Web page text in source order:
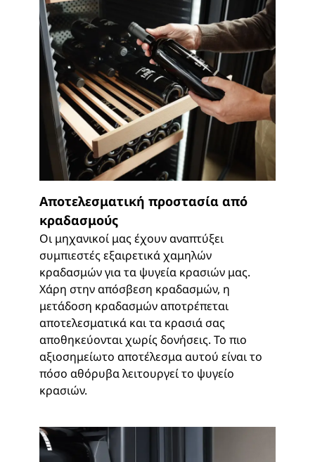
Αποτελεσματική προστασία από
κραδασμούς
Οι μηχανικοί μας έχουν αναπτύξει
συμπιεστές εξαιρετικά χαμηλών
κραδασμών για τα ψυγεία κρασιών μας.
Χάρη στην απόσβεση κραδασμών, η
μετάδοση κραδασμών αποτρέπεται
αποτελεσματικά και τα κρασιά σας
αποθηκεύονται χωρίς δονήσεις. Το πιο
αξιοσημείωτο αποτέλεσμα αυτού είναι το
πόσο αθόρυβα λειτουργεί το ψυγείο
κρασιών.